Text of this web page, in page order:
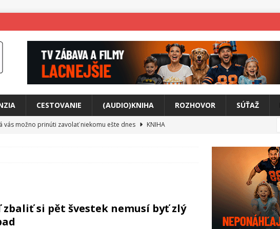
CESTOVANIE (AUDIO)KNIHA ROZHOVOR SÚŤAŽ
vás možno prinúti zavolať niekomu ešte dnes
KNIHA
svet plný tajomstiev
FILM
zbaliť si pět švestek nemusí byť zlý